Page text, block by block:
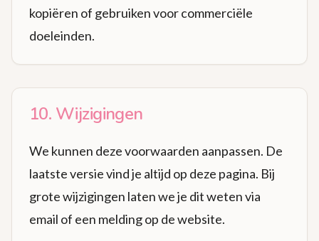
kopiëren of gebruiken voor commerciële
doeleinden.
10. Wijzigingen
We kunnen deze voorwaarden aanpassen. De
laatste versie vind je altijd op deze pagina. Bij
grote wijzigingen laten we je dit weten via
email of een melding op de website.